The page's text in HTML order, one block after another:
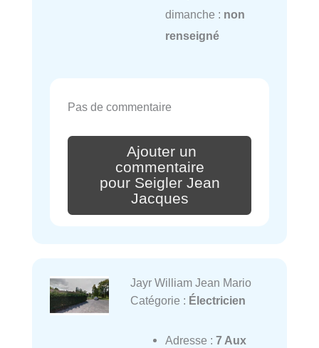
dimanche : non
renseigné
Pas de commentaire
Ajouter un
commentaire
pour Seigler Jean
Jacques
Jayr William Jean Mario
Catégorie : Électricien
Adresse : 7 Aux